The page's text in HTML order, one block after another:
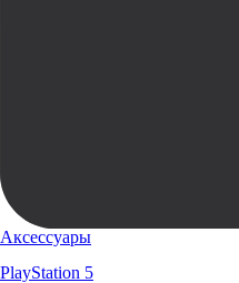
Аксессуары
PlayStation 5